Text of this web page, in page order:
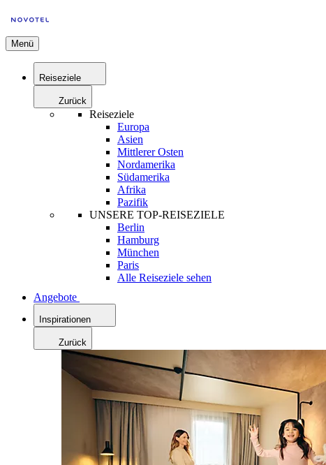
Menü
Reiseziele
Zurück
Reiseziele
Europa
Asien
Mittlerer Osten
Nordamerika
Südamerika
Afrika
Pazifik
UNSERE TOP-REISEZIELE
Berlin
Hamburg
München
Paris
Alle Reiseziele sehen
Angebote
Inspirationen
Zurück